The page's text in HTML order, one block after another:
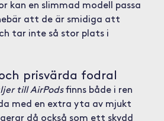
kan en slimmad modell passa
att de är smidiga att
tar inte så stor plats i
prisvärda fodral
till AirPodsfinns både i ren
med en extra yta av mjukt
då också som ett skydd